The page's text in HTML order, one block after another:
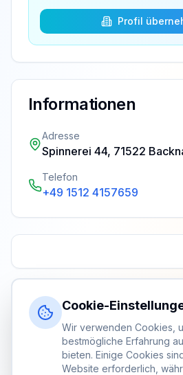
Profil
Informationen
Adresse
Spinnerei 44, 71522
Telefon
+49 1512 4157659
Cookie-
Wir verwenden Cookies,
bestmögliche Erfahrung
bieten. Einige Cookies
Website erforderlich,